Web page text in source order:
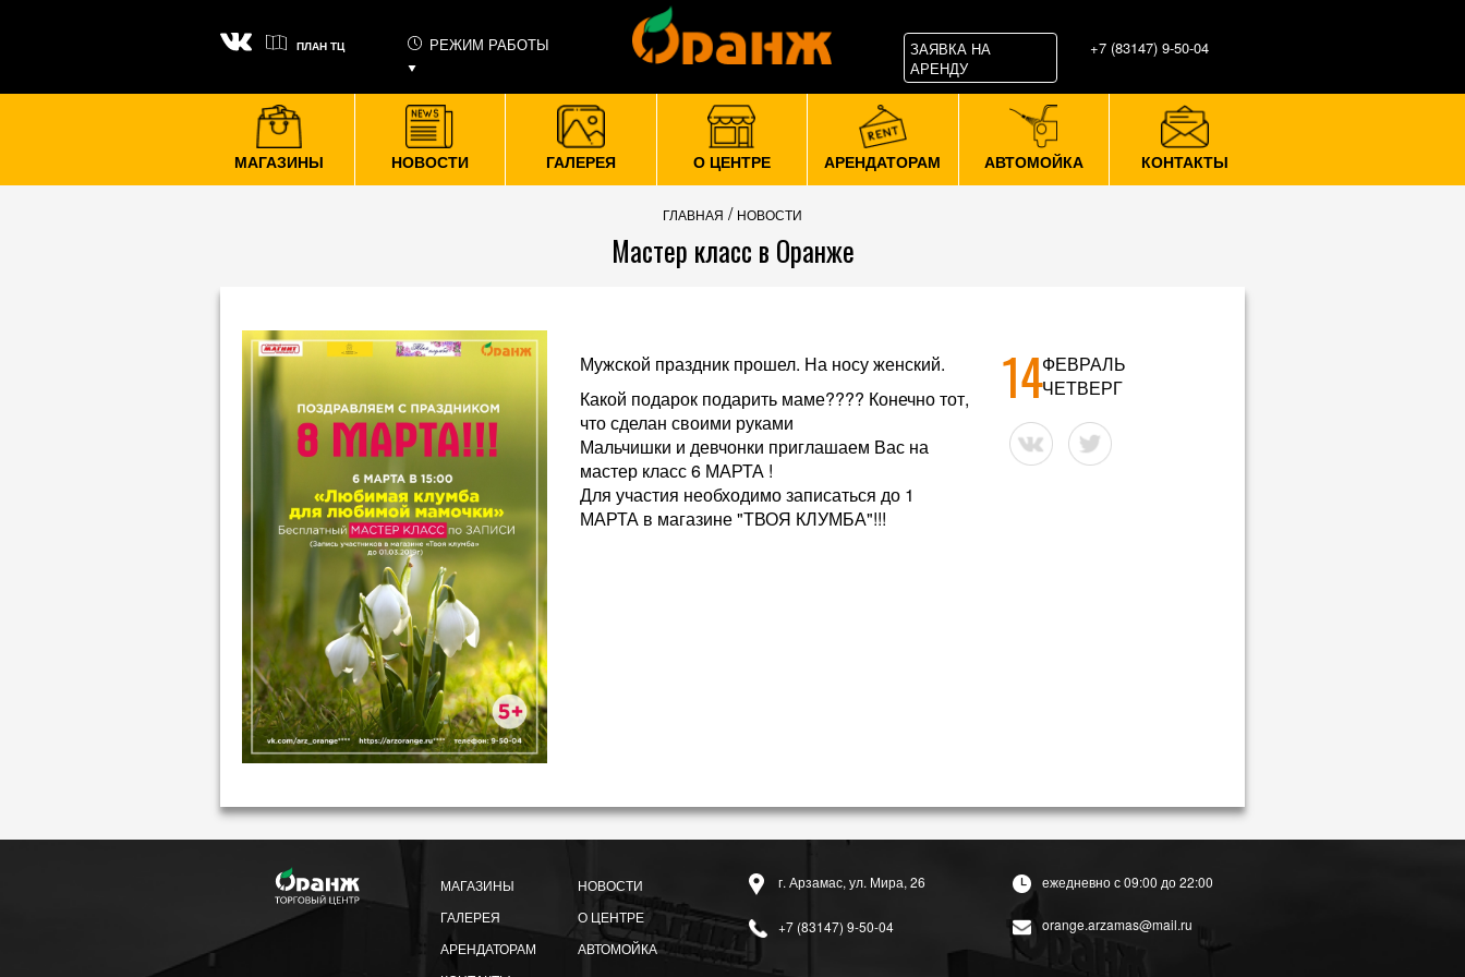
ПЛАН ТЦ РЕЖИМ РАБОТЫ
ЗАЯВКА НА
АРЕНДУ
+7 (83147) 9-50-04
МАГАЗИНЫ НОВОСТИ ГАЛЕРЕЯ О ЦЕНТРЕ АРЕНДАТОРАМ АВТОМОЙКА КОНТАКТЫ
ГЛАВНАЯ / НОВОСТИ
Мастер класс в Оранже
Мужской праздник прошел. На носу женский.
Какой подарок подарить маме???? Конечно тот,
что сделан своими руками
Мальчишки и девчонки приглашаем Вас на
мастер класс 6 МАРТА !
Для участия необходимо записаться до 1
МАРТА в магазине "ТВОЯ КЛУМБА"!!!
14ФЕВРАЛЬ
ЧЕТВЕРГ
МАГАЗИНЫ
НОВОСТИ
ГАЛЕРЕЯ
О ЦЕНТРЕ
АРЕНДАТОРАМ
АВТОМОЙКА
г. Арзамас, ул. Мира, 26
+7 (83147) 9-50-04
ежедневно с 09:00 до 22:00
orange.arzamas@mail.ru